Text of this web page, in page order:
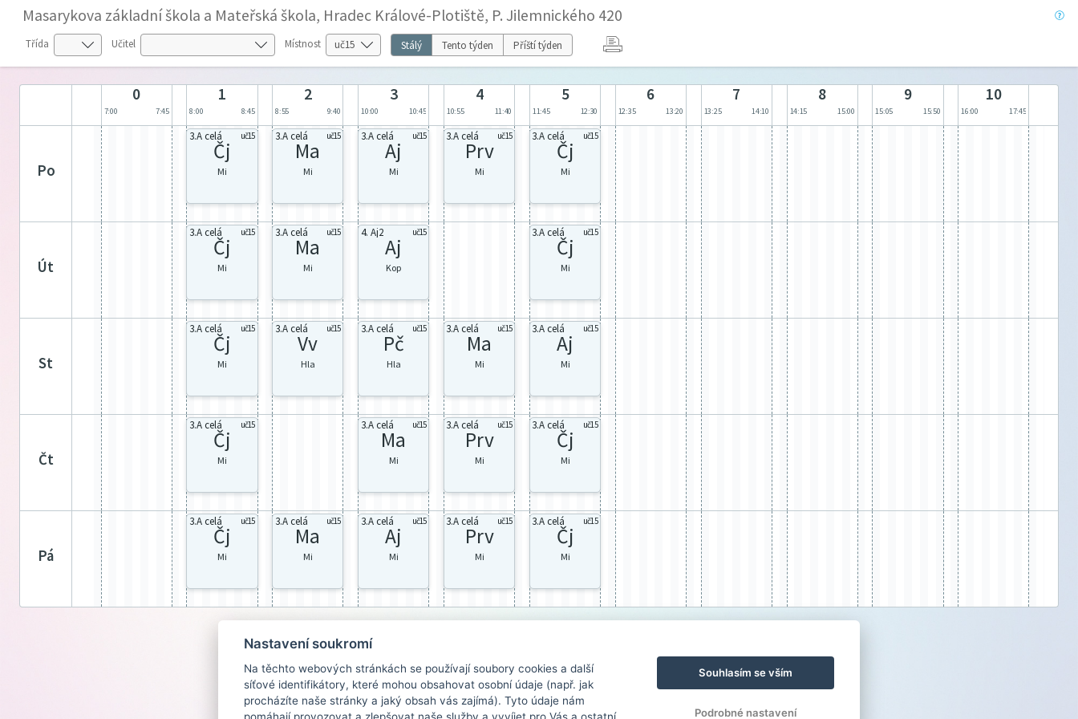
Masarykova základní škola a Mateřská škola, Hradec Králové-Plotiště, P. Jilemnického 420
Třída Učitel Místnost Stálý Tento týden Příští týden
0
7:00 7:45
1
8:00 8:45
2
8:55 9:40
3
10:00 10:45
4
10:55 11:40
5
11:45 12:30
6
12:35 13:20
7
13:25 14:10
8
14:15 15:00
9
15:05 15:50
10
16:00 17:45
po
3.A celá uč15
Čj
Mi
3.A celá uč15
Ma
Mi
3.A celá uč15
Aj
Mi
3.A celá uč15
Prv
Mi
3.A celá uč15
Čj
Mi
út
3.A celá uč15
Čj
Mi
3.A celá uč15
Ma
Mi
4. Aj2 uč15
Aj
Kop
3.A celá uč15
Čj
Mi
st
3.A celá uč15
Čj
Mi
3.A celá uč15
Vv
Hla
3.A celá uč15
Pč
Hla
3.A celá uč15
Ma
Mi
3.A celá uč15
Aj
Mi
čt
3.A celá uč15
Čj
Mi
3.A celá uč15
Ma
Mi
3.A celá uč15
Prv
Mi
3.A celá uč15
Čj
Mi
pá
3.A celá uč15
Čj
Mi
3.A celá uč15
Ma
Mi
3.A celá uč15
Aj
Mi
3.A celá uč15
Prv
Mi
3.A celá uč15
Čj
Mi
Nastavení soukromí
Na těchto webových stránkách se používají soubory cookies a další
síťové identifikátory, které mohou obsahovat osobní údaje (např. jak
procházíte naše stránky a jaký obsah vás zajímá). Tyto údaje nám
Souhlasím se vším
Podrobné nastavení